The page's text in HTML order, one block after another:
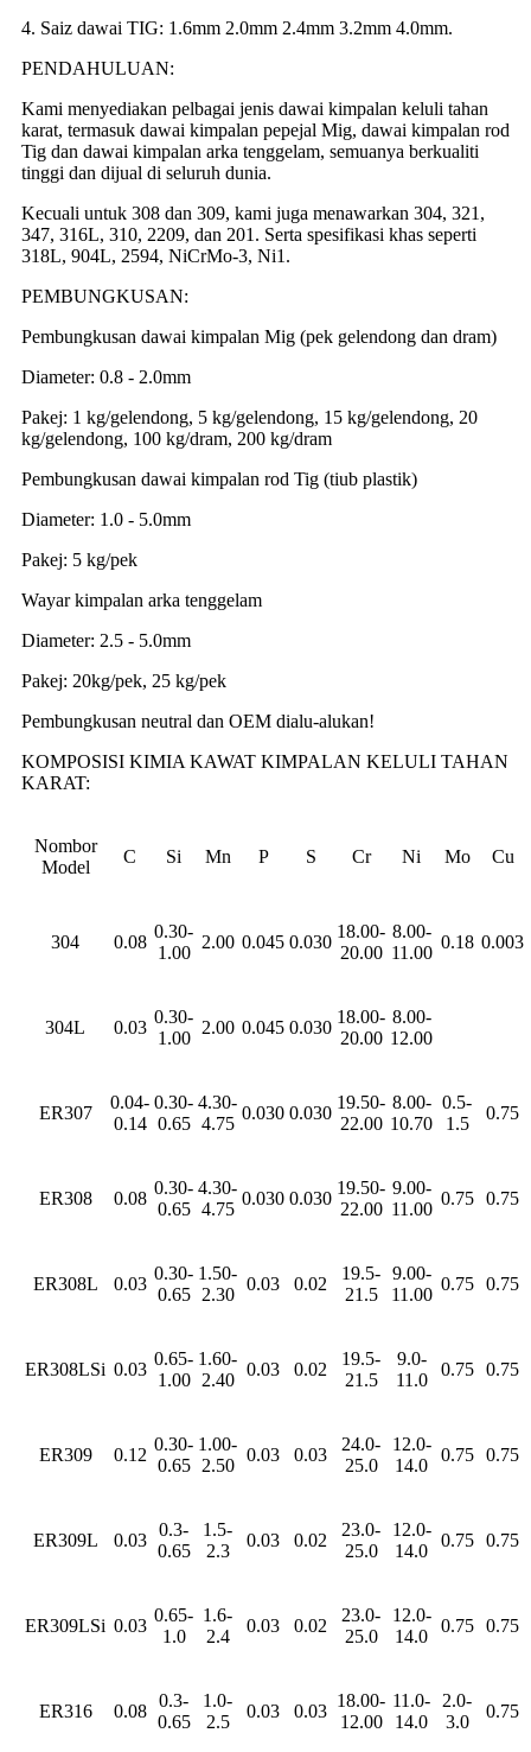
4. Saiz dawai TIG: 1.6mm 2.0mm 2.4mm 3.2mm 4.0mm.
PENDAHULUAN:
Kami menyediakan pelbagai jenis dawai kimpalan keluli tahan
karat, termasuk dawai kimpalan pepejal Mig, dawai kimpalan rod
Tig dan dawai kimpalan arka tenggelam, semuanya berkualiti
tinggi dan dijual di seluruh dunia.
Kecuali untuk 308 dan 309, kami juga menawarkan 304, 321,
347, 316L, 310, 2209, dan 201. Serta spesifikasi khas seperti
318L, 904L, 2594, NiCrMo-3, Ni1.
PEMBUNGKUSAN:
Pembungkusan dawai kimpalan Mig (pek gelendong dan dram)
Diameter: 0.8 - 2.0mm
Pakej: 1 kg/gelendong, 5 kg/gelendong, 15 kg/gelendong, 20
kg/gelendong, 100 kg/dram, 200 kg/dram
Pembungkusan dawai kimpalan rod Tig (tiub plastik)
Diameter: 1.0 - 5.0mm
Pakej: 5 kg/pek
Wayar kimpalan arka tenggelam
Diameter: 2.5 - 5.0mm
Pakej: 20kg/pek, 25 kg/pek
Pembungkusan neutral dan OEM dialu-alukan!
KOMPOSISI KIMIA KAWAT KIMPALAN KELULI TAHAN
KARAT:
Nombor
Model
C Si Mn P S Cr Ni Mo Cu
304 0.08
0.30-
1.00
2.00 0.045 0.030
18.00-
20.00
8.00-
11.00
0.18 0.003
304L 0.03
0.30-
1.00
2.00 0.045 0.030
18.00-
20.00
8.00-
12.00
ER307
0.04-
0.14
0.30-
0.65
4.30-
4.75
0.030 0.030
19.50-
22.00
8.00-
10.70
0.5-
1.5
0.75
ER308 0.08
0.30-
0.65
4.30-
4.75
0.030 0.030
19.50-
22.00
9.00-
11.00
0.75 0.75
ER308L 0.03
0.30-
0.65
1.50-
2.30
0.03 0.02
19.5-
21.5
9.00-
11.00
0.75 0.75
ER308LSi 0.03
0.65-
1.00
1.60-
2.40
0.03 0.02
19.5-
21.5
9.0-
11.0
0.75 0.75
ER309 0.12
0.30-
0.65
1.00-
2.50
0.03 0.03
24.0-
25.0
12.0-
14.0
0.75 0.75
ER309L 0.03
0.3-
0.65
1.5-
2.3
0.03 0.02
23.0-
25.0
12.0-
14.0
0.75 0.75
ER309LSi 0.03
0.65-
1.0
1.6-
2.4
0.03 0.02
23.0-
25.0
12.0-
14.0
0.75 0.75
ER316 0.08
0.3-
0.65
1.0-
2.5
0.03 0.03
18.00-
12.00
11.0-
14.0
2.0-
3.0
0.75